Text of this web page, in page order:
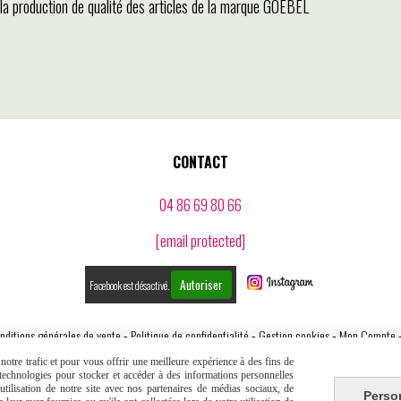
de qualité des articles de la marque GOEBEL
CONTACT
04 86 69 80 66
[email protected]
Facebook est désactivé. Autoriser
générales de vente Politique de confidentialité Gestion cookies Mon Compte
trafic et pour vous offrir une meilleure expérience à des fins de
pour stocker et accéder à des informations personnelles
de notre site avec nos partenaires de médias sociaux, de